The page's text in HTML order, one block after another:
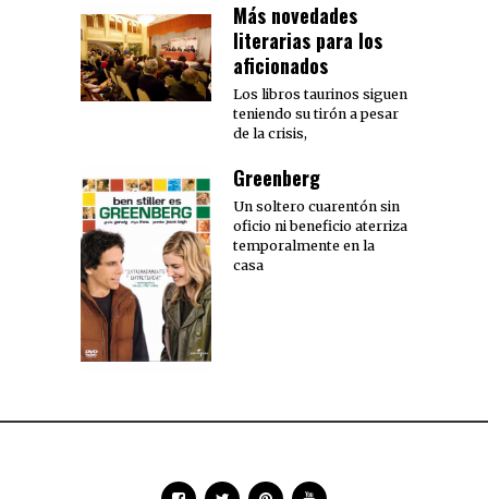
Más novedades
literarias para los
aficionados
Los libros taurinos siguen
teniendo su tirón a pesar
de la crisis,
Greenberg
Un soltero cuarentón sin
oficio ni beneficio aterriza
temporalmente en la
casa